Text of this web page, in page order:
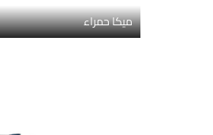
ميكا حمراء